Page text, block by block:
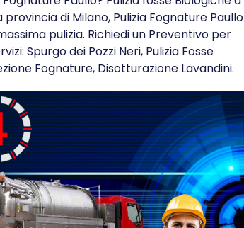
di Milano, Pulizia Fognature Paullo
pulizia. Richiedi un Preventivo per
Spurgo dei Pozzi Neri, Pulizia Fosse
Fognature, Disotturazione Lavandini.